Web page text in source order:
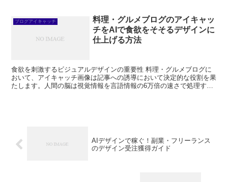
ブログアイキャッチ
料理・グルメブログのアイキャッ
チをAIで食欲をそそるデザインに
仕上げる方法
食欲を刺激するビジュアルデザインの重要性 料理・グルメブログに
おいて、アイキャッチ画像は記事への誘導において決定的な役割を果
たします。人間の脳は視覚情報を言語情報の6万倍の速さで処理する
AIデザインで稼ぐ！副業・フリーランス
のデザイン受注獲得ガイド